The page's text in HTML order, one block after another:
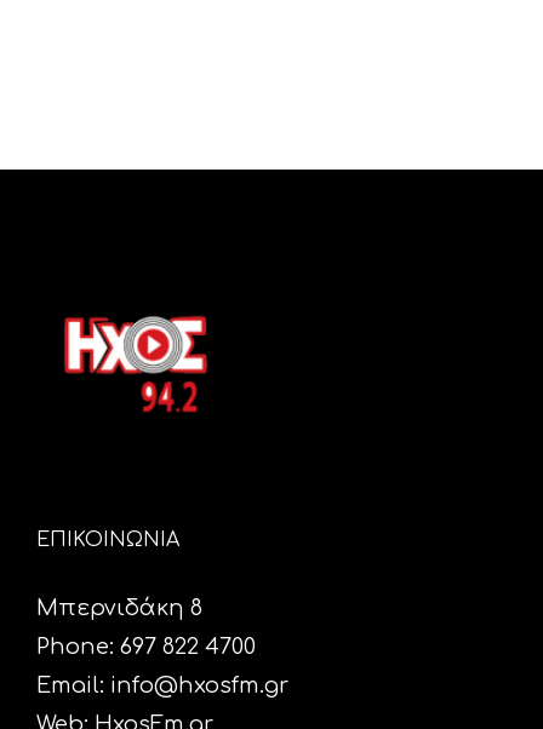
ΕΠΙΚΟΙΝΩΝΙΑ
Μπερνιδάκη 8
Phone: 697 822 4700
Email: info@hxosfm.gr